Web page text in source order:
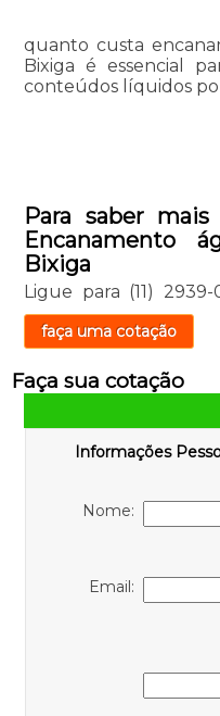
quanto custa
Bixiga é essencial
conteúdos líquidos
Para saber
Encanamento
Bixiga
Ligue para (11) 2939-
faça uma cotação
Faça sua cotação
Informações
Nome:
Email: